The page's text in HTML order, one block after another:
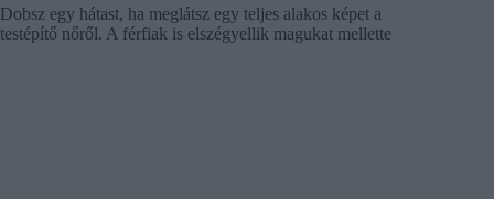
Dobsz egy hátast, ha meglátsz egy teljes alakos képet a
testépítő nőről. A férfiak is elszégyellik magukat mellette